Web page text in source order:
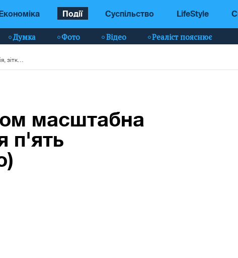
Події Суспільство LifeStyle
Думка Фото Відео Реаліст пояснює
масштабна
п'ять